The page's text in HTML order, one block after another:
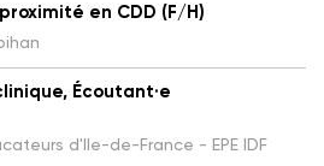
en CDD (F/H)
Écoutant·e
d'Ile-de-France - EPE IDF